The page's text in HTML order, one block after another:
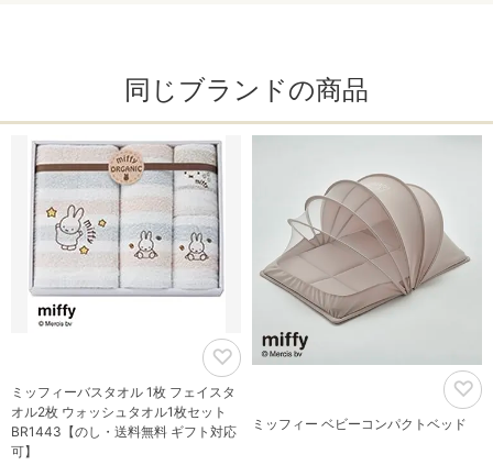
同じブランドの商品
ミッフィーバスタオル 1枚 フェイスタ
オル2枚 ウォッシュタオル1枚セット
BR1443【のし・送料無料 ギフト対応
可】
ミッフィー ベビーコンパクトベッド